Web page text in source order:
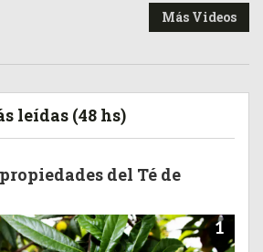
Más Videos
leídas (48 hs)
del Té de
1